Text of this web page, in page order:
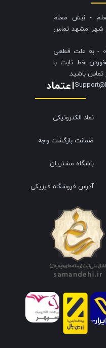
- نبش معلم
شهر مشهد تماس
شماره تماس: 91690879-051 - به علت قطعی
خط ثابت با
اعتماد
نماد الکترونیکی
ضمانت بازگشت وجه
باشگاه مشتریان
آدرس فروشگاه فیزیکی